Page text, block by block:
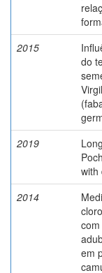
2015
do
2019
with
2014
em